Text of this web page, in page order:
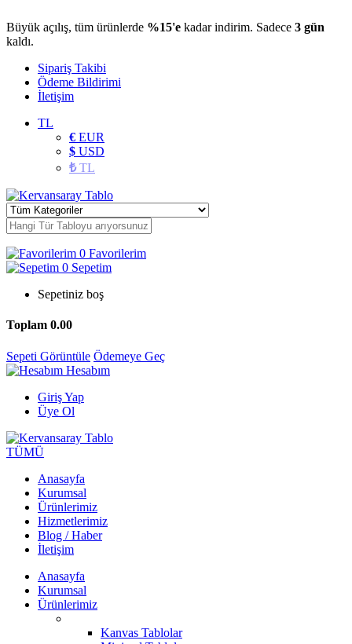
Büyük açılış, tüm ürünlerde %15'e kadar indirim. Sadece 3 gün
kaldı.
Sipariş Takibi
Ödeme Bildirimi
İletişim
TL
€ EUR
$ USD
₺TL
0 Favorilerim
0 Sepetim
Sepetiniz boş
Toplam 0.00
Sepeti Görüntüle Ödemeye Geç
Hesabım
Giriş Yap
Üye Ol
TÜMÜ
Anasayfa
Kurumsal
Ürünlerimiz
Hizmetlerimiz
Blog / Haber
İletişim
Anasayfa
Kurumsal
Ürünlerimiz
Kanvas Tablolar